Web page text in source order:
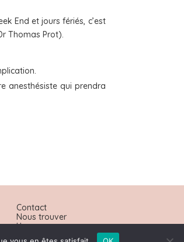
End et jours fériés, c’est
Thomas Prot).
anesthésiste qui prendra
Contact
Nous trouver
Urgences
Prendre RDV